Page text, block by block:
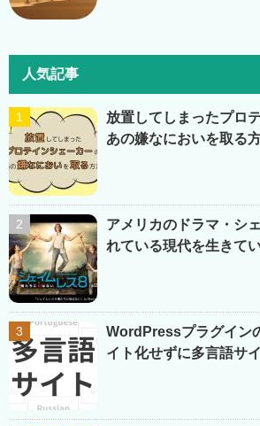
人気記事
放置してしまったプロ
あの嫌なにおいを取る
アメリカのドラマ・シ
れている現代を生きて
WordPressプラグイン
イト化せずに多言語サ